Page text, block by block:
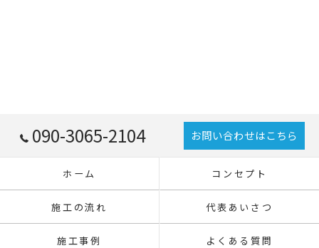
090-3065-2104 お問い合わせはこちら
ホーム コンセプト
施工の流れ 代表あいさつ
施工事例 よくある質問